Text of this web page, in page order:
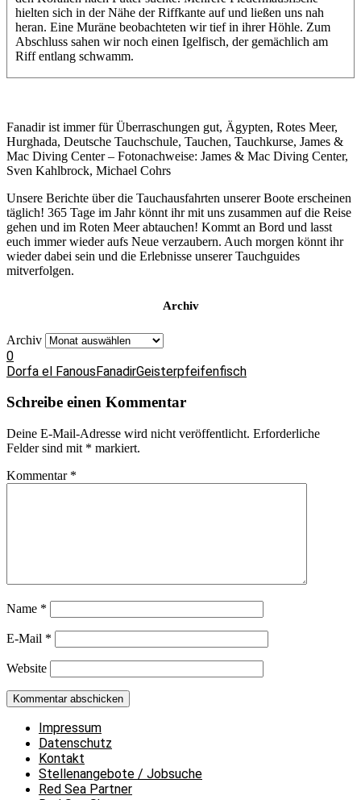
hielten sich in der Nähe der Riffkante auf und ließen uns nah
heran. Eine Muräne beobachteten wir tief in ihrer Höhle. Zum
Abschluss sahen wir noch einen Igelfisch, der gemächlich am
Riff entlang schwamm.
Fanadir ist immer für Überraschungen gut, Ägypten, Rotes Meer,
Hurghada, Deutsche Tauchschule, Tauchen, Tauchkurse, James &
Mac Diving Center – Fotonachweise: James & Mac Diving Center,
Sven Kahlbrock, Michael Cohrs
Unsere Berichte über die Tauchausfahrten unserer Boote erscheinen
täglich! 365 Tage im Jahr könnt ihr mit uns zusammen auf die Reise
gehen und im Roten Meer abtauchen! Kommt an Bord und lasst
euch immer wieder aufs Neue verzaubern. Auch morgen könnt ihr
wieder dabei sein und die Erlebnisse unserer Tauchguides
mitverfolgen.
Archiv
Archiv
0
Dorfa el FanousFanadirGeisterpfeifenfisch
Schreibe einen Kommentar
Deine E-Mail-Adresse wird nicht veröffentlicht. Erforderliche
Felder sind mit * markiert.
Kommentar *
Name *
E-Mail *
Website
Impressum
Datenschutz
Kontakt
Stellenangebote / Jobsuche
Red Sea Partner